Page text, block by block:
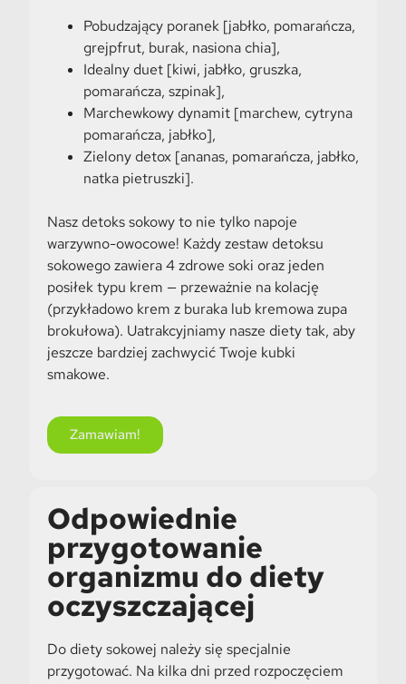
Pobudzający poranek [jabłko, pomarańcza,
grejpfrut, burak, nasiona chia],
Idealny duet [kiwi, jabłko, gruszka,
pomarańcza, szpinak],
Marchewkowy dynamit [marchew, cytryna
pomarańcza, jabłko],
Zielony detox [ananas, pomarańcza, jabłko,
natka pietruszki].
Nasz detoks sokowy to nie tylko napoje
warzywno-owocowe! Każdy zestaw detoksu
sokowego zawiera 4 zdrowe soki oraz jeden
posiłek typu krem — przeważnie na kolację
(przykładowo krem z buraka lub kremowa zupa
brokułowa). Uatrakcyjniamy nasze diety tak, aby
jeszcze bardziej zachwycić Twoje kubki
smakowe.
Zamawiam!
Odpowiednie
przygotowanie
organizmu do diety
oczyszczającej
Do diety sokowej należy się specjalnie
przygotować. Na kilka dni przed rozpoczęciem